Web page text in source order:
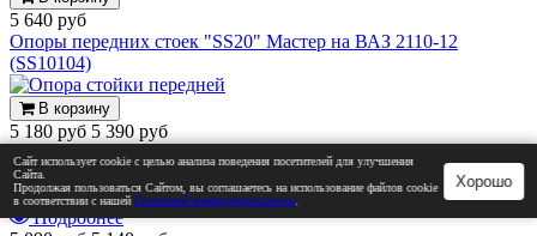
5 640 руб
Опоры передних стоек "SS20" Мастер на ВАЗ 2110-12
(SS10104)
В корзину
5 180 руб 5 390 руб
Опора стойки передней "SS20" Мастер на ВАЗ 2108-2115
(SS10103)
Подробнее
Сайт использует cookie с целью анализа поведения посетителей для улучшения
Сайта.
Продолжая пользоваться Сайтом, вы соглашаетесь на использование файлов cookie
в соответствии с нашейПолитикой конфиденциальности.
Хорошо